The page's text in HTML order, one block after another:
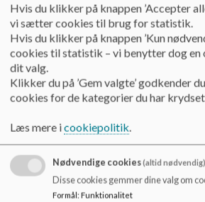
i
Nyheder Skoleudviklingssamtale
2024
Skoleudviklingssamtale
Dokumenter
Hvis du klikker på knappen ’Accepter
vi sætter cookies til brug for statistik.
Hvis du klikker på knappen ’Kun
cookies til statistik – vi benytter dog en
dit valg.
Klikker du på ’Gem valgte’ godkender
cookies for de kategorier du har
Læs mere icookiepolitik.
Nødvendige cookies(altid nødvendig)
Disse cookies gemmer dine valg om
Formål: Funktionalitet